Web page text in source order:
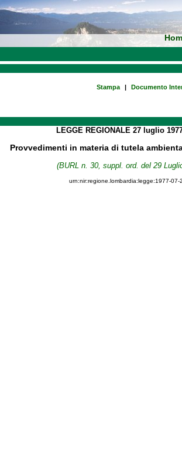
Stampa | Documento
LEGGE REGIONALE 27 luglio
Provvedimenti in materia di tutela
(BURL n. 30, suppl. ord. del 29
urn:nir:regione.lombardia:legge:1977-07-